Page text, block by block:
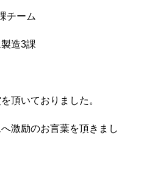
ーム
3課
頂いておりました。
激励のお言葉を頂きまし